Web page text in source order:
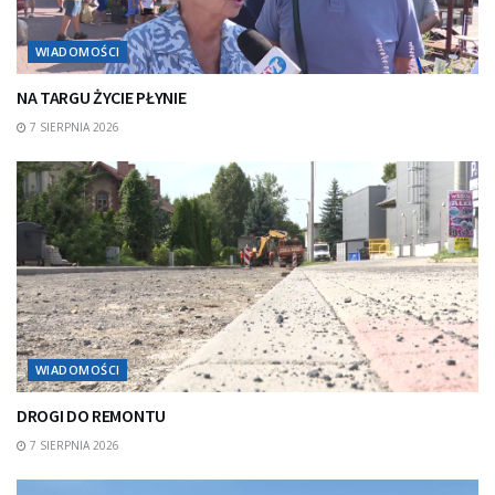
WIADOMOŚCI
NA TARGU ŻYCIE PŁYNIE
7 SIERPNIA 2026
WIADOMOŚCI
DROGI DO REMONTU
7 SIERPNIA 2026